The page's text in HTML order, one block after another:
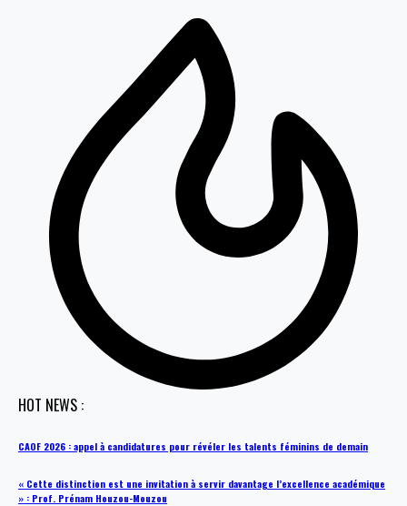
HOT NEWS :
CAOF 2026 : appel à candidatures pour révéler les talents féminins de demain
« Cette distinction est une invitation à servir davantage l’excellence académique
» : Prof. Prénam Houzou-Mouzou